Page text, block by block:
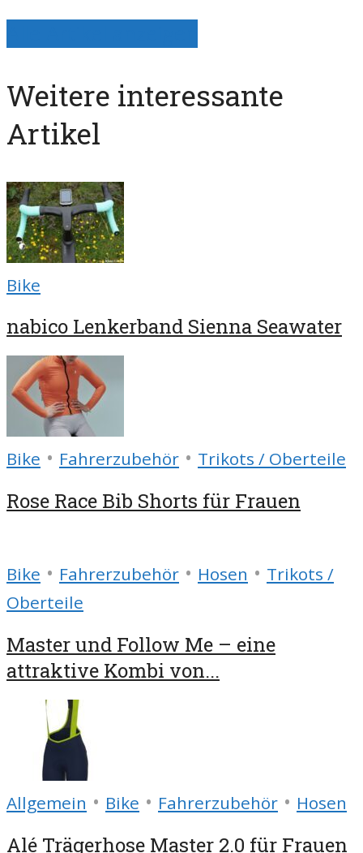
Weitere interessante
Artikel
Bike
nabico Lenkerband Sienna Seawater
Bike • Fahrerzubehör • Trikots / Oberteile
Rose Race Bib Shorts für Frauen
Bike • Fahrerzubehör • Hosen • Trikots /
Oberteile
Master und Follow Me – eine
attraktive Kombi von...
Allgemein • Bike • Fahrerzubehör • Hosen
Alé Trägerhose Master 2.0 für Frauen